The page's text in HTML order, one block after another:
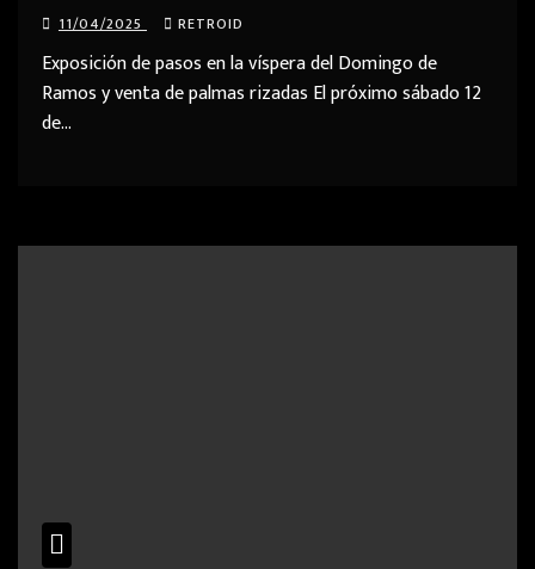
11/04/2025 RETROID
Exposición de pasos en la víspera del Domingo de
Ramos y venta de palmas rizadas El próximo sábado 12
de…